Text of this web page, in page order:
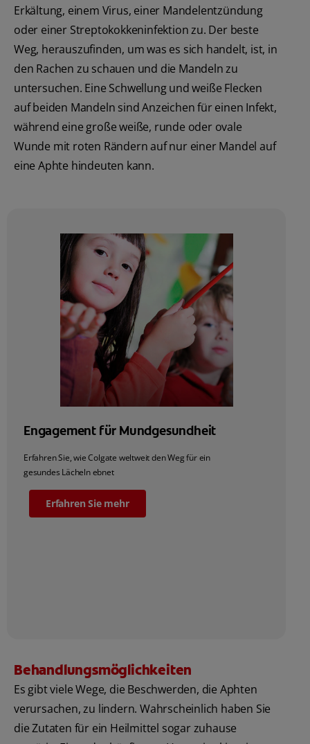
Erkältung, einem Virus, einer Mandelentzündung
oder einer Streptokokkeninfektion zu. Der beste
Weg, herauszufinden, um was es sich handelt, ist, in
den Rachen zu schauen und die Mandeln zu
untersuchen. Eine Schwellung und weiße Flecken
auf beiden Mandeln sind Anzeichen für einen Infekt,
während eine große weiße, runde oder ovale
Wunde mit roten Rändern auf nur einer Mandel auf
eine Aphte hindeuten kann.
Engagement für Mundgesundheit
Erfahren Sie, wie Colgate weltweit den Weg für ein
gesundes Lächeln ebnet
Erfahren Sie mehr
Behandlungsmöglichkeiten
Es gibt viele Wege, die Beschwerden, die Aphten
verursachen, zu lindern. Wahrscheinlich haben Sie
die Zutaten für ein Heilmittel sogar zuhause